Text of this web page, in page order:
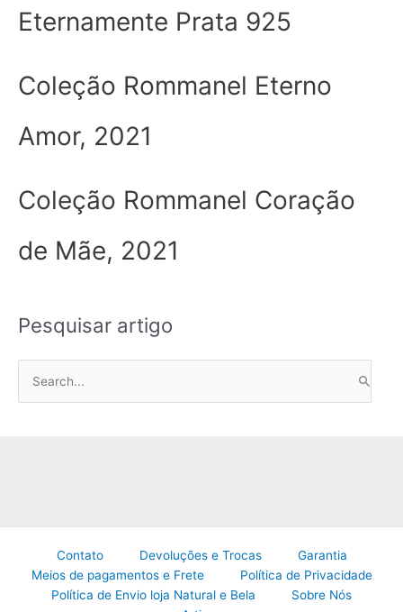
Eternamente Prata 925
Coleção Rommanel Eterno
Amor, 2021
Coleção Rommanel Coração
de Mãe, 2021
Pesquisar artigo
Contato Devoluções e Trocas
Garantia
Meios de pagamentos e Frete
Política de Privacidade
Política de Envio loja Natural e Bela
Sobre Nós